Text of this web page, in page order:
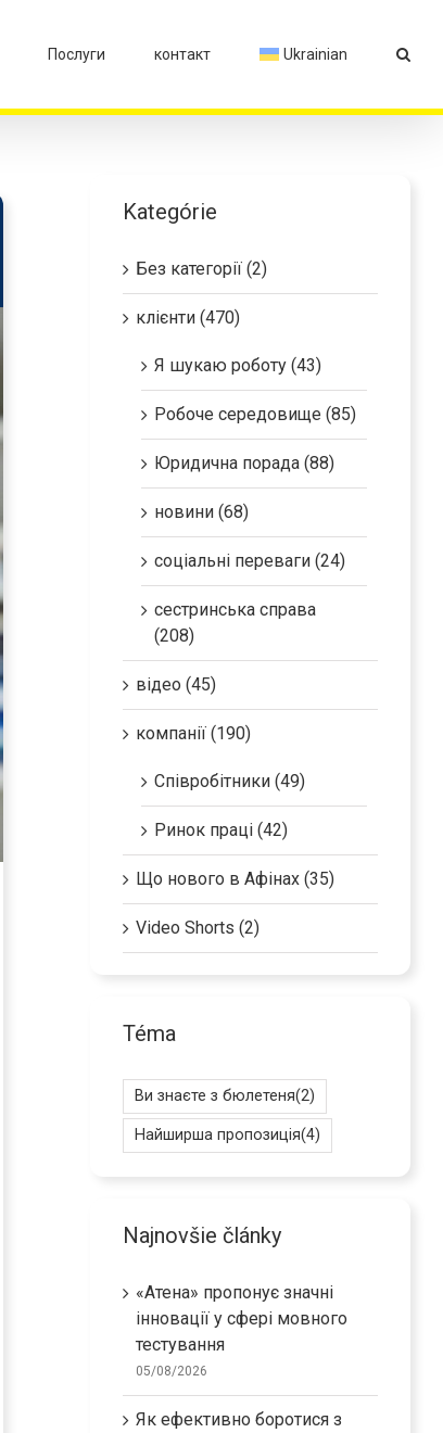
Послуги контакт Ukrainian
Kategórie
Без категорії (2)
клієнти (470)
Я шукаю роботу (43)
Робоче середовище (85)
Юридична порада (88)
новини (68)
соціальні переваги (24)
сестринська справа
(208)
відео (45)
компанії (190)
Співробітники (49)
Ринок праці (42)
Що нового в Афінах (35)
Video Shorts (2)
Téma
Ви знаєте з бюлетеня(2)
Найширша пропозиція(4)
Najnovšie články
«Атена» пропонує значні
інновації у сфері мовного
тестування
05/08/2026
Як ефективно боротися з